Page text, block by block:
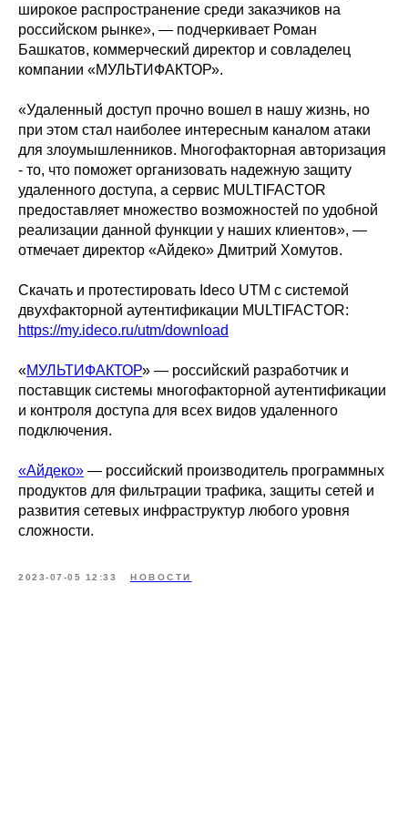
широкое распространение среди заказчиков на
российском рынке», — подчеркивает Роман
Башкатов, коммерческий директор и совладелец
компании «МУЛЬТИФАКТОР».
«Удаленный доступ прочно вошел в нашу жизнь, но
при этом стал наиболее интересным каналом атаки
для злоумышленников. Многофакторная авторизация
- то, что поможет организовать надежную защиту
удаленного доступа, а сервис MULTIFACTOR
предоставляет множество возможностей по удобной
реализации данной функции у наших клиентов», —
отмечает директор «Айдеко» Дмитрий Хомутов.
Скачать и протестировать Ideco UTM с системой
двухфакторной аутентификации MULTIFACTOR:
https://my.ideco.ru/utm/download
«МУЛЬТИФАКТОР» — российский разработчик и
поставщик системы многофакторной аутентификации
и контроля доступа для всех видов удаленного
подключения.
«Айдеко» — российский производитель программных
продуктов для фильтрации трафика, защиты сетей и
развития сетевых инфраструктур любого уровня
сложности.
2023-07-05 12:33 НОВОСТИ